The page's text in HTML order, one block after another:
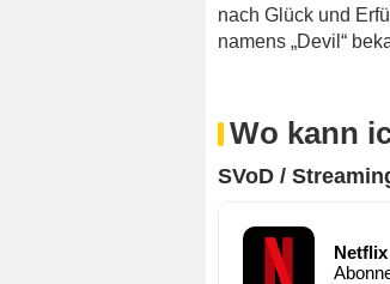
nach Glück und
namens „Devil“
Wo kann
SVoD /
Netflix